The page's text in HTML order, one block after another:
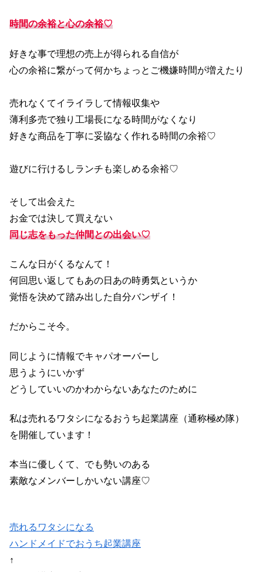
時間の余裕と心の余裕♡
好きな事で理想の売上が得られる自信が
心の余裕に繋がって何かちょっとご機嫌時間が増えたり
売れなくてイライラして情報収集や
薄利多売で独り工場長になる時間がなくなり
好きな商品を丁寧に妥協なく作れる時間の余裕♡
遊びに行けるしランチも楽しめる余裕♡
そして出会えた
お金では決して買えない
同じ志をもった仲間との出会い♡
こんな日がくるなんて！
何回思い返してもあの日あの時勇気というか
覚悟を決めて踏み出した自分バンザイ！
だからこそ今。
同じように情報でキャパオーバーし
思うようにいかず
どうしていいのかわからないあなたのために
私は売れるワタシになるおうち起業講座（通称極め隊）
を開催しています！
本当に優しくて、でも勢いのある
素敵なメンバーしかいない講座♡
売れるワタシになる
ハンドメイドでおうち起業講座
↑